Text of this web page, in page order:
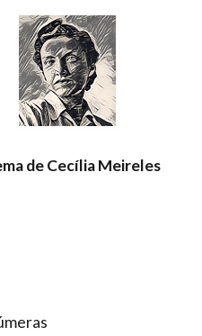
de Cecília Meireles